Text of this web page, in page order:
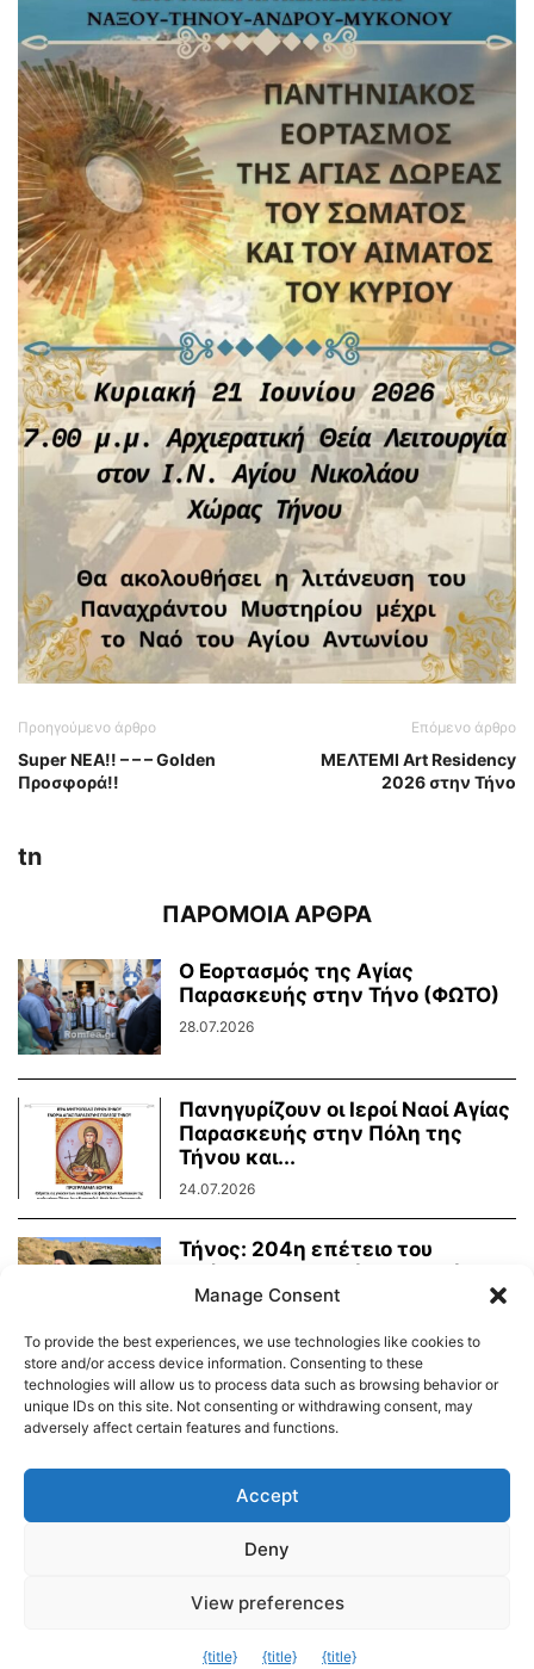
Προηγούμενο άρθρο
Super ΝΕΑ!! – – – Golden
Προσφορά!!
Επόμενο άρθρο
ΜΕΛΤΕΜΙ Art Residency
2026 στην Τήνο
tn
ΠΑΡΟΜΟΙΑ ΑΡΘΡΑ
Ο Εορτασμός της Αγίας
Παρασκευής στην Τήνο (ΦΩΤΟ)
28.07.2026
Πανηγυρίζουν οι Ιεροί Ναοί Αγίας
Παρασκευής στην Πόλη της
Τήνου και...
24.07.2026
Τήνος: 204η επέτειο του
Οράματος της Αγίας Πελαγίας
24.07.2026
Δημοτικό Λιμενικό Ταμείο Τήνου – Άνδρου
© 2026
Manage Consent
To provide the best experiences, we use technologies like cookies to
store and/or access device information. Consenting to these
technologies will allow us to process data such as browsing behavior or
unique IDs on this site. Not consenting or withdrawing consent, may
adversely affect certain features and functions.
Accept
Deny
View preferences
{title} {title} {title}
Exit mobile version